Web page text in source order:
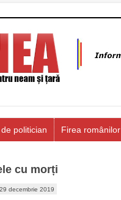
politician Firea românilor
cu morți
29 decembrie 2019